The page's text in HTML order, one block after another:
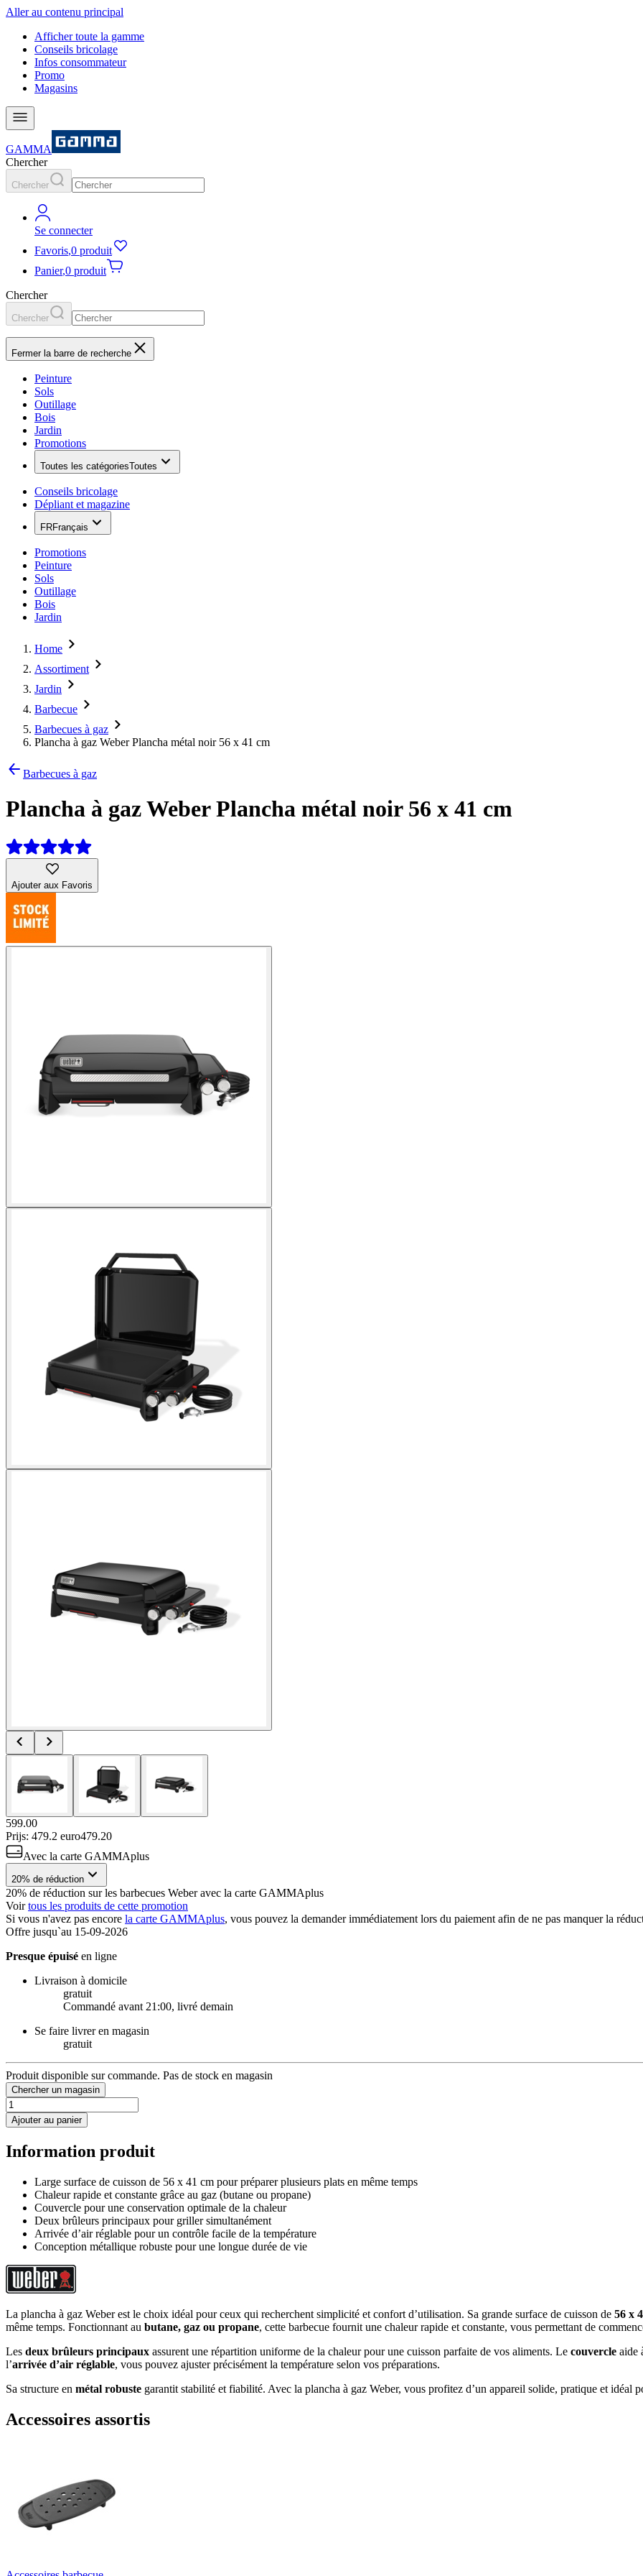
Aller au contenu principal
Afficher toute la gamme
Conseils bricolage
Infos consommateur
Promo
Magasins
GAMMA
Chercher
Chercher
Se connecter
Favoris,0 produit
Panier,0 produit
Chercher
Chercher
Fermer la barre de recherche
Peinture
Sols
Outillage
Bois
Jardin
Promotions
Toutes les catégoriesToutes
Conseils bricolage
Dépliant et magazine
FRFrançais
Promotions
Peinture
Sols
Outillage
Bois
Jardin
Home
Assortiment
Jardin
Barbecue
Barbecues à gaz
Plancha à gaz Weber Plancha métal noir 56 x 41 cm
Barbecues à gaz
Plancha à gaz Weber Plancha métal noir 56 x 41 cm
Ajouter aux Favoris
599.00
Prijs: 479.2 euro479.20
Avec la carte GAMMAplus
20% de réduction
20% de réduction sur les barbecues Weber avec la carte GAMMAplus
Voirtous les produits de cette promotion
Si vous n'avez pas encore la carte GAMMAplus, vous pouvez la demander immédiatement lors du paiement afin de ne pas manquer la
Offre jusqu`au 15-09-2026
Presque épuisé en ligne
Livraison à domicile
gratuit
Commandé avant 21:00, livré demain
Se faire livrer en magasin
gratuit
Produit disponible sur commande. Pas de stock en magasin
Chercher un magasin
Ajouter au panier
Information produit
Large surface de cuisson de 56 x 41 cm pour préparer plusieurs plats en même temps
Chaleur rapide et constante grâce au gaz (butane ou propane)
Couvercle pour une conservation optimale de la chaleur
Deux brûleurs principaux pour griller simultanément
Arrivée d’air réglable pour un contrôle facile de la température
Conception métallique robuste pour une longue durée de vie
La plancha à gaz Weber est le choix idéal pour ceux qui recherchent simplicité et confort d’utilisation. Sa grande surface de cuisson de 56 x
même temps. Fonctionnant au butane, gaz ou propane, cette barbecue fournit une chaleur rapide et constante, vous permettant de
Les deux brûleurs principaux assurent une répartition uniforme de la chaleur pour une cuisson parfaite de vos aliments. Le couvercle aide
l’arrivée d’air réglable, vous pouvez ajuster précisément la température selon vos préparations.
Sa structure en métal robuste garantit stabilité et fiabilité. Avec la plancha à gaz Weber, vous profitez d’un appareil solide, pratique et idéal
Accessoires assortis